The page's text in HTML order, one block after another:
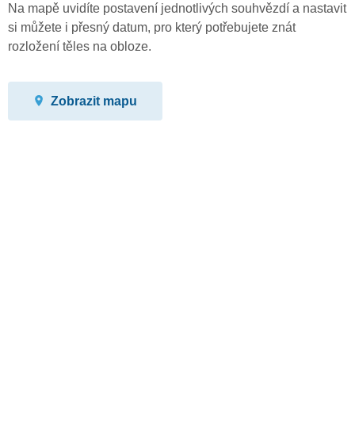
Na mapě uvidíte postavení jednotlivých souhvězdí a nastavit
si můžete i přesný datum, pro který potřebujete znát
rozložení těles na obloze.
Zobrazit mapu